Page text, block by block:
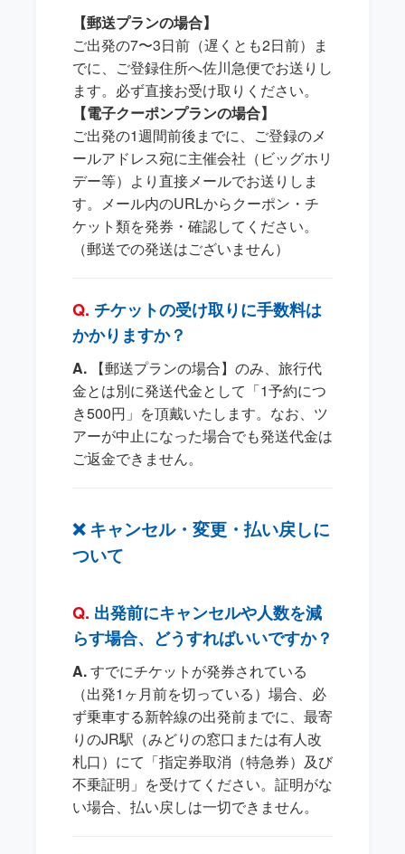
【郵送プランの場合】
ご出発の7〜3日前（遅くとも2日前）ま
でに、ご登録住所へ佐川急便でお送りし
ます。必ず直接お受け取りください。
【電子クーポンプランの場合】
ご出発の1週間前後までに、ご登録のメ
ールアドレス宛に主催会社（ビッグホリ
デー等）より直接メールでお送りしま
す。メール内のURLからクーポン・チ
ケット類を発券・確認してください。
（郵送での発送はございません）
チケットの受け取りに手数料は
かかりますか？
【郵送プランの場合】のみ、旅行代
金とは別に発送代金として「1予約につ
き500円」を頂戴いたします。なお、ツ
アーが中止になった場合でも発送代金は
ご返金できません。
❌ キャンセル・変更・払い戻しに
ついて
出発前にキャンセルや人数を減
らす場合、どうすればいいですか？
すでにチケットが発券されている
（出発1ヶ月前を切っている）場合、必
ず乗車する新幹線の出発前までに、最寄
りのJR駅（みどりの窓口または有人改
札口）にて「指定券取消（特急券）及び
不乗証明」を受けてください。証明がな
い場合、払い戻しは一切できません。